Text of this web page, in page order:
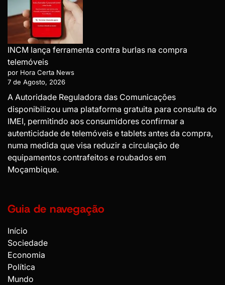
INCM lança ferramenta contra burlas na compra
telemóveis
por Hora Certa News
7 de Agosto, 2026
A Autoridade Reguladora das Comunicações
disponibilizou uma plataforma gratuita para consulta do
IMEI, permitindo aos consumidores confirmar a
autenticidade de telemóveis e tablets antes da compra,
numa medida que visa reduzir a circulação de
equipamentos contrafeitos e roubados em
Moçambique.
Guia de navegação
Início
Sociedade
Economia
Política
Mundo